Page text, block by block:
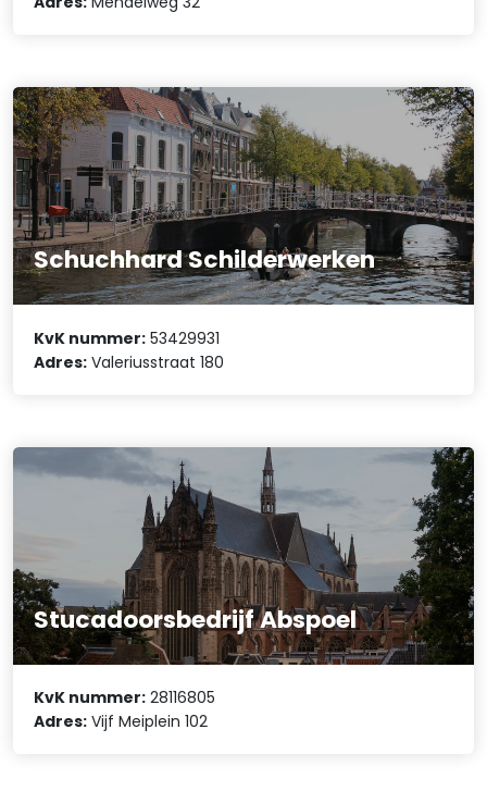
Schuchhard Schilderwerken
KvK nummer: 53429931
Adres: Valeriusstraat 180
Stucadoorsbedrijf Abspoel
KvK nummer: 28116805
Adres: Vijf Meiplein 102